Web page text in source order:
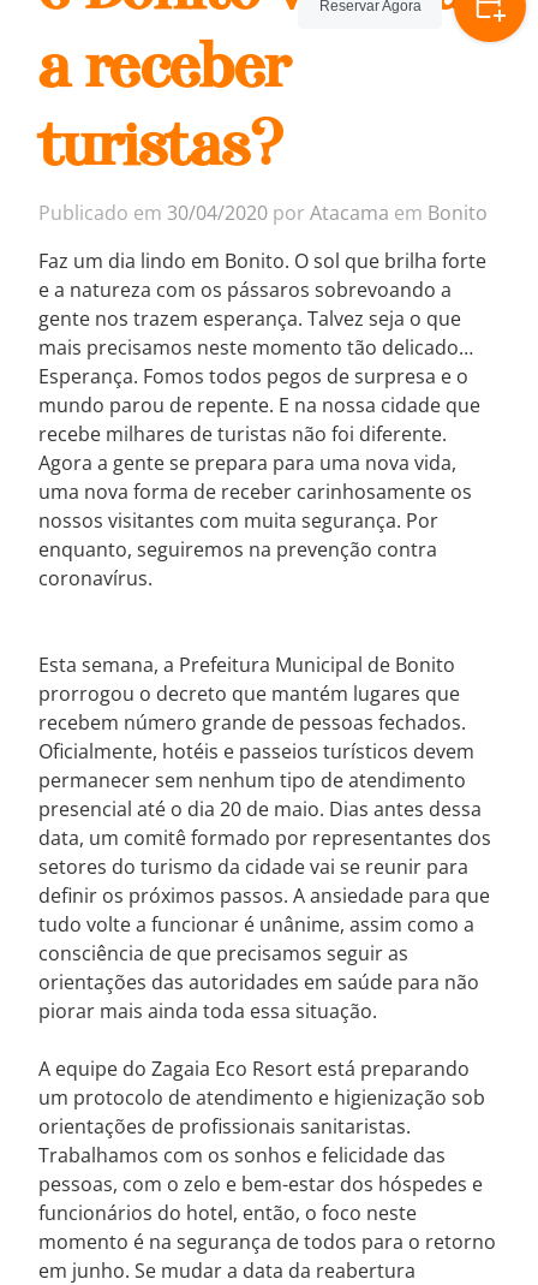
a receber
turistas?
Publicado em 30/04/2020 por Atacama em Bonito
Faz um dia lindo em Bonito. O sol que brilha forte
e a natureza com os pássaros sobrevoando a
gente nos trazem esperança. Talvez seja o que
mais precisamos neste momento tão delicado…
Esperança. Fomos todos pegos de surpresa e o
mundo parou de repente. E na nossa cidade que
recebe milhares de turistas não foi diferente.
Agora a gente se prepara para uma nova vida,
uma nova forma de receber carinhosamente os
nossos visitantes com muita segurança. Por
enquanto, seguiremos na prevenção contra
coronavírus.
Esta semana, a Prefeitura Municipal de Bonito
prorrogou o decreto que mantém lugares que
recebem número grande de pessoas fechados.
Oficialmente, hotéis e passeios turísticos devem
permanecer sem nenhum tipo de atendimento
presencial até o dia 20 de maio. Dias antes dessa
data, um comitê formado por representantes dos
setores do turismo da cidade vai se reunir para
definir os próximos passos. A ansiedade para que
tudo volte a funcionar é unânime, assim como a
consciência de que precisamos seguir as
orientações das autoridades em saúde para não
piorar mais ainda toda essa situação.
A equipe do Zagaia Eco Resort está preparando
um protocolo de atendimento e higienização sob
orientações de profissionais sanitaristas.
Trabalhamos com os sonhos e felicidade das
pessoas, com o zelo e bem-estar dos hóspedes e
funcionários do hotel, então, o foco neste
momento é na segurança de todos para o retorno
em junho. Se mudar a data da reabertura
Reservar Agora